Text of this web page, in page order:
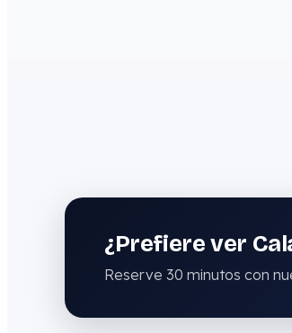
¿Prefiere ver
Reserve 30 minutos con